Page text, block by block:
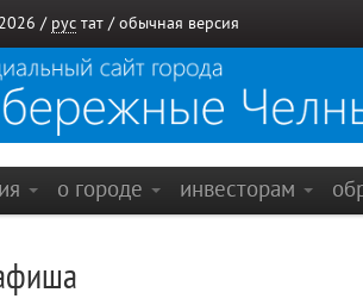
2026 / рус тат / обычная версия
о городе инвесторам